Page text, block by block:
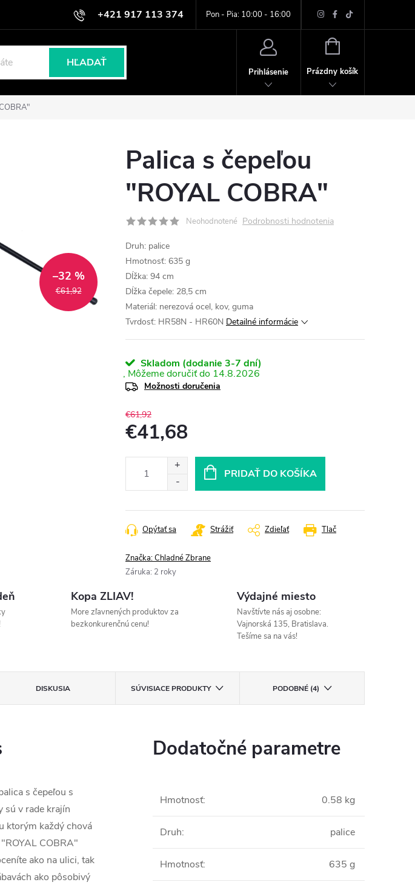
+421 917 113 374 Pon - Pia: 10:00 - 16:00
Podmienky ochrany osobných údajov
HĽADAŤ
Prihlásenie
NÁKUPNÝ
Prázdny košík
€61,92
–32 %
Palica s čepeľou
"ROYAL COBRA"
Neohodnotené Podrobnosti hodnotenia
Druh: palice
Hmotnosť: 635 g
Dĺžka: 94 cm
Dĺžka čepele: 28,5 cm
Materiál: nerezová ocel, kov, guma
Tvrdosť: HR58N - HR60N Detailné informácie
Skladom (dodanie 3-7 dní)
14.8.2026
Možnosti doručenia
€61,92
€41,68
PRIDAŤ DO KOŠÍKA
Tlač
Opýtať sa Strážiť Zdieľať
Značka:Chladné Zbrane
Záruka: 2 roky
Kopa ZLIAV!
More zľavnených produktov za
bezkonkurenčnú cenu!
Výdajné miesto
Navštívte nás aj osobne:
Vajnorská 135, Bratislava.
Tešíme sa na vás!
DISKUSIA SÚVISIACE PRODUKTY PODOBNÉ (4)
s čepeľou s
sú v rade krajín
ktorým každý chová
COBRA"
ako na ulici, tak
ako pôsobivý
Dodatočné parametre
Hmotnosť: 0.58 kg
Druh: palice
Hmotnosť: 635 g